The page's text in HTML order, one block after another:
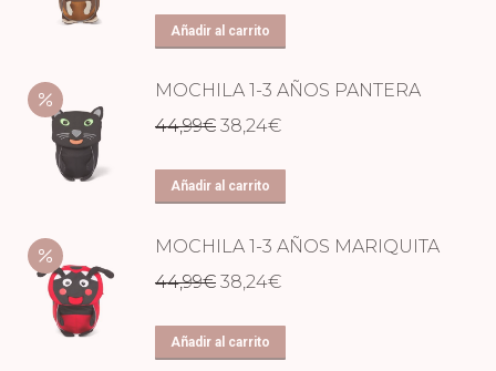
Añadir al carrito
MOCHILA 1-3 AÑOS PANTERA
44,99€ El
original
44,99€.
38,24€El
38,24€.
Añadir al carrito
MOCHILA 1-3 AÑOS MARIQUITA
44,99€ El
original
38,24€El
Añadir al carrito